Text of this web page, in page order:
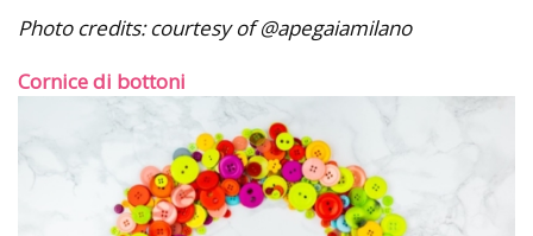
Photo credits: courtesy of @apegaiamilano
Cornice di bottoni